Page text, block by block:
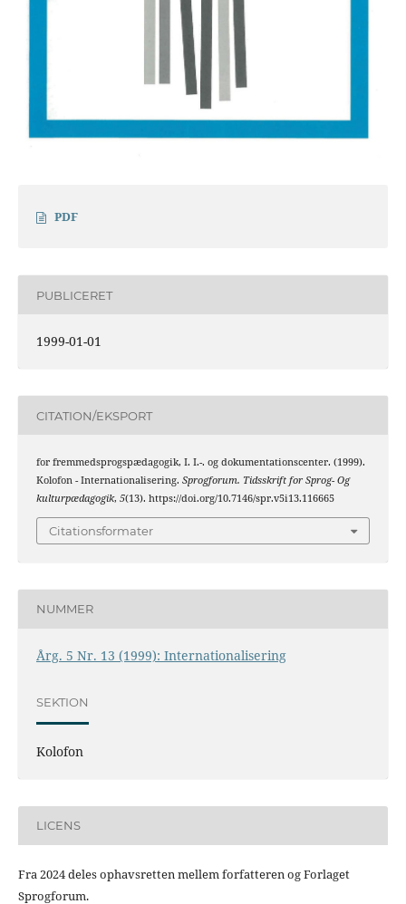
PDF
PUBLICERET
1999-01-01
CITATION/EKSPORT
for fremmedsprogspædagogik, I. I.-. og dokumentationscenter. (1999).
Kolofon - Internationalisering. Sprogforum. Tidsskrift for Sprog- Og
kulturpædagogik, 5(13). https://doi.org/10.7146/spr.v5i13.116665
Citationsformater
NUMMER
Årg. 5 Nr. 13 (1999): Internationalisering
SEKTION
Kolofon
LICENS
Fra 2024 deles ophavsretten mellem forfatteren og Forlaget
Sprogforum.